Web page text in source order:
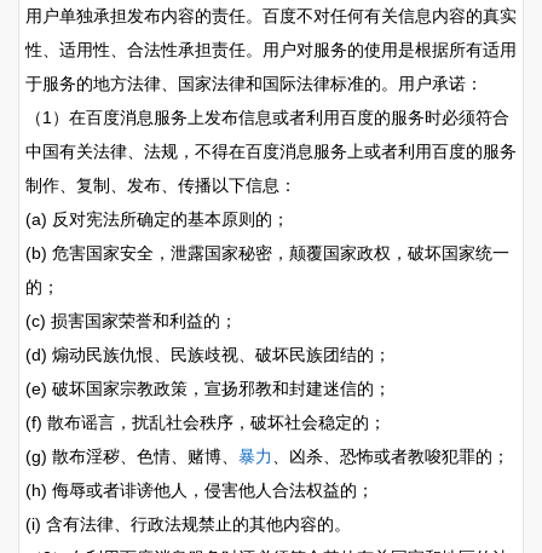
用户单独承担发布内容的责任。百度不对任何有关信息内容的真实
性、适用性、合法性承担责任。用户对服务的使用是根据所有适用
于服务的地方法律、国家法律和国际法律标准的。用户承诺：
（1）在百度消息服务上发布信息或者利用百度的服务时必须符合
中国有关法律、法规，不得在百度消息服务上或者利用百度的服务
制作、复制、发布、传播以下信息：
(a) 反对宪法所确定的基本原则的；
(b) 危害国家安全，泄露国家秘密，颠覆国家政权，破坏国家统一
的；
(c) 损害国家荣誉和利益的；
(d) 煽动民族仇恨、民族歧视、破坏民族团结的；
(e) 破坏国家宗教政策，宣扬邪教和封建迷信的；
(f) 散布谣言，扰乱社会秩序，破坏社会稳定的；
(g) 散布淫秽、色情、赌博、 暴力
、凶杀、恐怖或者教唆犯罪的；
(h) 侮辱或者诽谤他人，侵害他人合法权益的；
(i) 含有法律、行政法规禁止的其他内容的。